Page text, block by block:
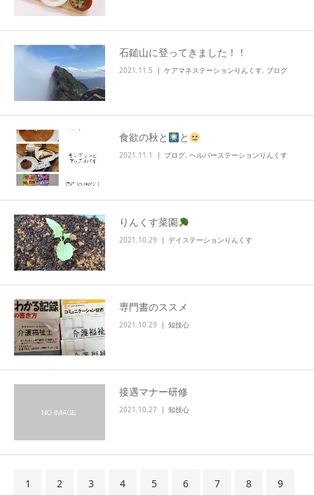
石鎚山に登ってきました！！
2021.11.5 ケアマネステーションりんくす, ブログ
食欲の秋と と
2021.11.1 ブログ, ヘルパーステーションりんくす
りんくす菜園
2021.10.29 デイステーションりんくす
専門書のススメ
2021.10.29 知技心
接遇マナー研修
2021.10.27 知技心
1 2 3 4 5 6 7 8 9